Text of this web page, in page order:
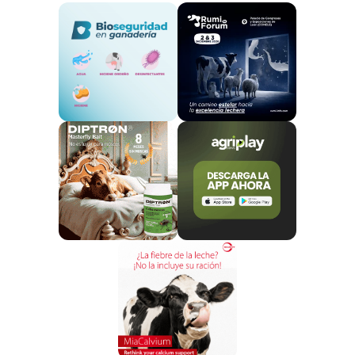
La serie documentalFans del Vacuno es el mayor
trabajo de investigación hecho nunca en el sector
agroalimentario de nuestro país. Este trabajo fue
diseñado para mostrar la realidad del sector del
vacuno de carne, dar a conocer todos los beneficios
que tiene esta actividad en cuanto a sostenibilidad y
respecto del medio ambiente, bienestar y sanidad
animal, y seguridad alimentaria. Los cinco capítulos
están disponibles en la web
www.fansdelvacuno.es
ParaEliseu Isla, presidente de PROVACUNO
presente telemáticamente en la ceremonia:
premio en realidad reconoce la labor de un sector
clave para la economía y la sociedad española. Y
estamos muy agradecidos de que esta campaña, tan
diferente a las que se suelen hacer en el mundo
agroalimentario español, haya sido reconocido por